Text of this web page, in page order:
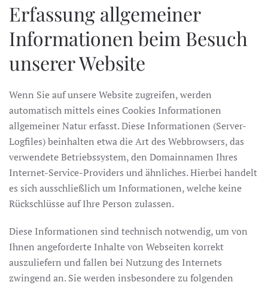
Erfassung allgemeiner
Informationen beim Besuch
unserer Website
Wenn Sie auf unsere Website zugreifen, werden
automatisch mittels eines Cookies Informationen
allgemeiner Natur erfasst. Diese Informationen (Server-
Logfiles) beinhalten etwa die Art des Webbrowsers, das
verwendete Betriebssystem, den Domainnamen Ihres
Internet-Service-Providers und ähnliches. Hierbei handelt
es sich ausschließlich um Informationen, welche keine
Rückschlüsse auf Ihre Person zulassen.
Diese Informationen sind technisch notwendig, um von
Ihnen angeforderte Inhalte von Webseiten korrekt
auszuliefern und fallen bei Nutzung des Internets
zwingend an. Sie werden insbesondere zu folgenden